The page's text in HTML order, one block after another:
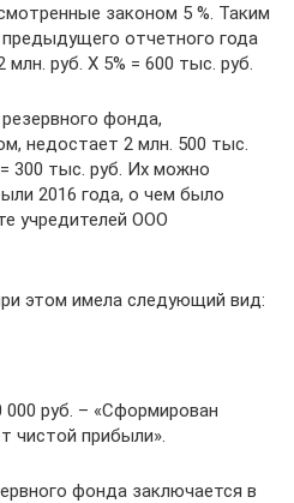
законом 5 %. Таким
отчетного года
руб. Х 5% = 600 тыс. руб.
фонда,
недостает 2 млн. 500 тыс.
300 тыс. руб. Их можно
2016 года, о чем было
учредителей ООО
этом имела следующий вид:
руб. – «Сформирован
чистой прибыли».
фонда заключается в